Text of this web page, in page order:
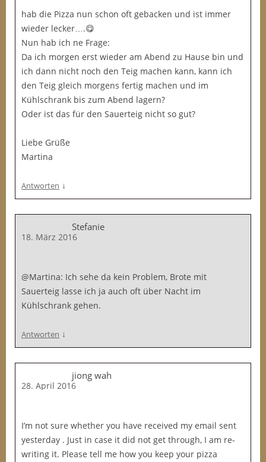
hab die Pizza nun schon oft gebacken und ist immer
wieder lecker….😋
Nun hab ich ne Frage:
Da ich morgen erst wieder am Abend zu Hause bin und
ich dann nicht noch den Teig machen kann, kann ich
den Teig gleich morgens fertig machen und im
Kühlschrank bis zum Abend lagern?
Oder ist das für den Sauerteig nicht so gut?
Liebe Grüße
Martina
Antworten ↓
Stefanie
18. März 2016
@Martina: Ich sehe da kein Problem, Brote mit
Sauerteig lasse ich ja auch oft über Nacht im
Kühlschrank gehen.
Antworten ↓
jiong wah
28. April 2016
I’m not sure whether you have received my email sent
yesterday . Just in case it did not get through, I am re-
writing it. Please tell me how you keep your pizza